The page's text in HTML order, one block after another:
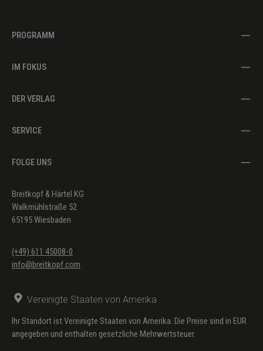
PROGRAMM
IM FOKUS
DER VERLAG
SERVICE
FOLGE UNS
Breitkopf & Härtel KG
Walkmühlstraße 52
65195 Wiesbaden
(+49) 611 45008-0
info@breitkopf.com
Vereinigte Staaten von Amerika
Ihr Standort ist Vereinigte Staaten von Amerika. Die Preise sind in EUR
angegeben und enthalten gesetzliche Mehrwertsteuer.